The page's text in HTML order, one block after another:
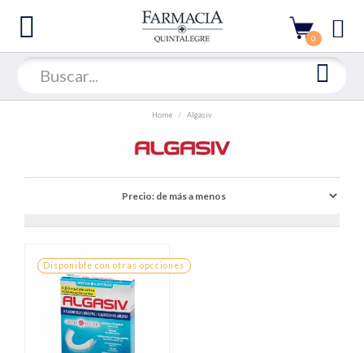
0
Home Algasiv
Disponible con otras opcciones